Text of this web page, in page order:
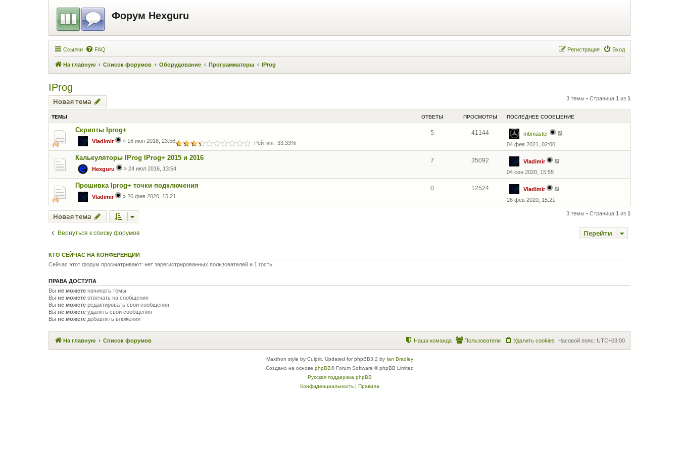
Форум Hexguru
Ссылки FAQ Вход
Регистрация
На главную Список форумов Оборудование Программаторы IProg
IProg
Новая тема 3 темы • Страница 1 из 1
ТЕМЫ ОТВЕТЫ ПРОСМОТРЫ ПОСЛЕДНЕЕ СООБЩЕНИЕ
Скрипты Iprog+
Vladimir » 16 июн 2018, 23:56 Рейтинг: 33.33%
5 41144
mbmaster
04 фев 2021, 02:00
Калькуляторы IProg IProg+ 2015 и 2016
Hexguru » 24 июл 2016, 13:54
7 35092
Vladimir
04 сен 2020, 15:55
Прошивка Iprog+ точки подключения
Vladimir » 26 фев 2020, 15:21
0 12524
Vladimir
26 фев 2020, 15:21
Новая тема 3 темы • Страница 1 из 1
Вернуться к списку форумов Перейти
КТО СЕЙЧАС НА КОНФЕРЕНЦИИ
Сейчас этот форум просматривают: нет зарегистрированных пользователей и 1 гость
ПРАВА ДОСТУПА
Вы не можете начинать темы
Вы не можете отвечать на сообщения
Вы не можете редактировать свои сообщения
Вы не можете удалять свои сообщения
Вы не можете добавлять вложения
На главную Список форумов Часовой пояс: UTC+03:00
Удалить cookies
Пользователи
Наша команда
Maxthon style by Culprit. Updated for phpBB3.2 by Ian Bradley
Создано на основе phpBB® Forum Software © phpBB Limited
Русская поддержка phpBB
Конфиденциальность| Правила